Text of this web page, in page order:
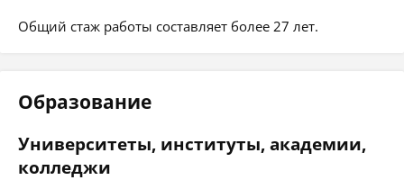
Общий стаж работы составляет более 27 лет.
Образование
Университеты, институты, академии,
колледжи